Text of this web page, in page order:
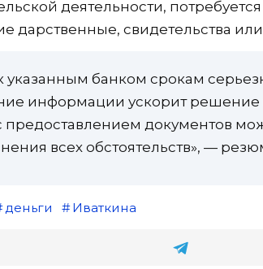
деятельности,
дарственные, свидетельства
указанным банком срокам
информации ускорит решение
предоставлением документов
всех обстоятельств», —
деньги Иваткина